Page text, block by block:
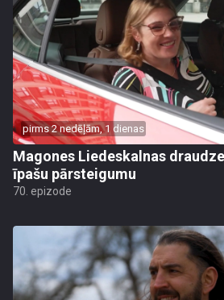
pirms 2 nedēļām, 1 dienas
Magones Liedeskalnas
īpašu pārsteigumu
70. epizode